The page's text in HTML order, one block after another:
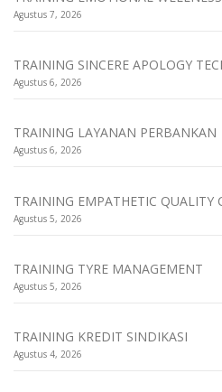
Agustus 7, 2026
TRAINING SINCERE APOLOGY
Agustus 6, 2026
TRAINING LAYANAN PERBANKAN
Agustus 6, 2026
TRAINING EMPATHETIC QUALITY
Agustus 5, 2026
TRAINING TYRE MANAGEMENT
Agustus 5, 2026
TRAINING KREDIT SINDIKASI
Agustus 4, 2026